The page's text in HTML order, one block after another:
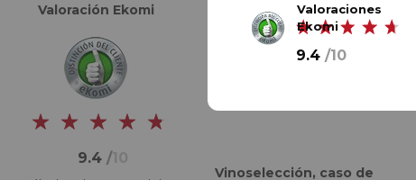
Valoración Ekomi
9.4 /10
Valoración Google
Vinoselección, caso de
Valoraciones
Ekomi
9.4 /10